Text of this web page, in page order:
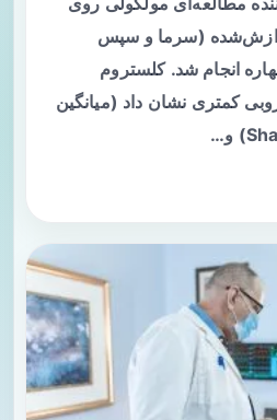
(سرما و سپس
انجام شد. کلستروم
کمتری نشان داد (میانگین